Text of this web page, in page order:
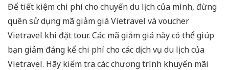
Để tiết kiệm chi phí cho chuyến du lịch của mình, đừng
quên sử dụng mã giảm giá Vietravel và voucher
Vietravel khi đặt tour. Các mã giảm giá này có thể giúp
bạn giảm đáng kể chi phí cho các dịch vụ du lịch của
Vietravel. Hãy kiểm tra các chương trình khuyến mãi